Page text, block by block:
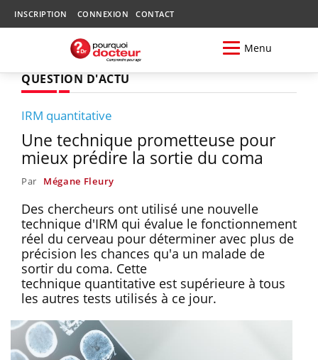
INSCRIPTION CONNEXION CONTACT
Menu
QUESTION D'ACTU
IRM quantitative
Une technique prometteuse pour
mieux prédire la sortie du coma
Par Mégane Fleury
Des chercheurs ont utilisé une nouvelle
technique d'IRM qui évalue le fonctionnement
réel du cerveau pour déterminer avec plus de
précision les chances qu'a un malade de
sortir du coma. Cette
technique quantitative est supérieure à tous
les autres tests utilisés à ce jour.